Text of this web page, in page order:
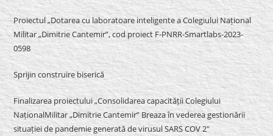
Proiectul „Dotarea cu laboratoare inteligente a Colegiului Național
Militar „Dimitrie Cantemir”, cod proiect F-PNRR-Smartlabs-2023-
0598
Sprijin construire biserică
Finalizarea proiectului „Consolidarea capacității Colegiului
NaționalMilitar „Dimitrie Cantemir” Breaza în vederea gestionării
situației de pandemie generată de virusul SARS COV 2″